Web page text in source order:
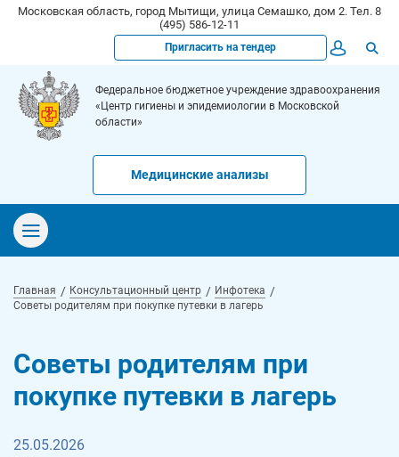
Московская область, город Мытищи, улица Семашко, дом 2. Тел. 8
(495) 586-12-11
Пригласить на тендер
Федеральное бюджетное учреждение здравоохранения
«Центр гигиены и эпидемиологии в Московской
области»
Медицинские анализы
Главная Консультационный центр
Инфотека
Советы родителям при покупке путевки в лагерь
Советы родителям при
покупке путевки в лагерь
25.05.2026